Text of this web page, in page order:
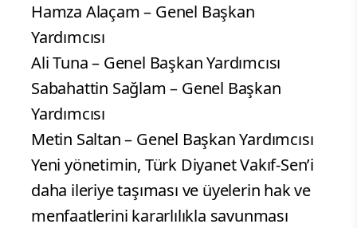
Hamza Alaçam – Genel Başkan
Yardımcısı
Ali Tuna – Genel Başkan Yardımcısı
Sabahattin Sağlam – Genel Başkan
Yardımcısı
Metin Saltan – Genel Başkan Yardımcısı
Yeni yönetimin, Türk Diyanet Vakıf-Sen’i
daha ileriye taşıması ve üyelerin hak ve
menfaatlerini kararlılıkla savunması